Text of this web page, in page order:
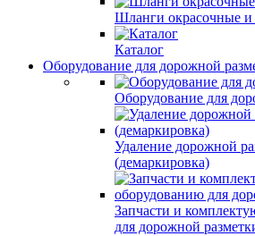
Шланги окрасочные и
Каталог
Оборудование для дорожной
Оборудование для
Удаление дорожной
(демаркировка)
Запчасти и
для дорожной